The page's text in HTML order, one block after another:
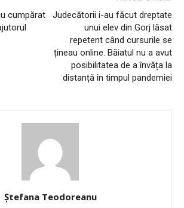
cumpărat
Judecătorii i-au făcut dreptate
unui elev din Gorj lăsat
repetent când cursurile se
țineau online. Băiatul nu a avut
posibilitatea de a învăța la
distanță în timpul pandemiei
Ștefana Teodoreanu